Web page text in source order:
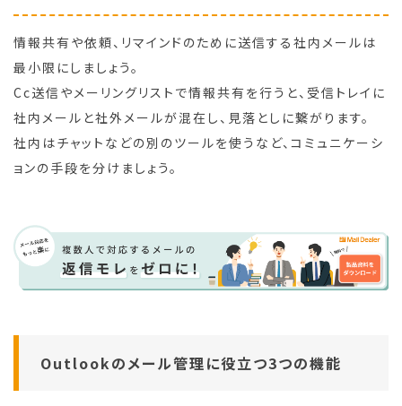
情報共有や依頼、リマインドのために送信する社内メールは
最小限にしましょう。
Cc送信やメーリングリストで情報共有を行うと、受信トレイに
社内メールと社外メールが混在し、見落としに繋がります。
社内はチャットなどの別のツールを使うなど、コミュニケーシ
ョンの手段を分けましょう。
Outlookのメール管理に役立つ3つの機能